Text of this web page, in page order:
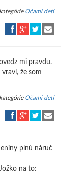
Očami detí
mi pravdu.
že som
Očami detí
plnú náruč
na to: